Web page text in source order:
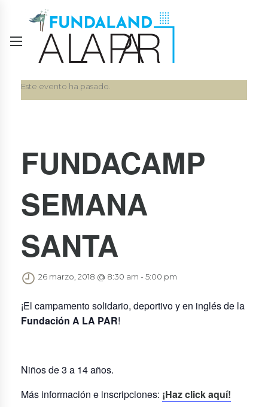
Este evento ha pasado.
FUNDACAMP
SEMANA
SANTA
26 marzo, 2018 @ 8:30 am - 5:00 pm
¡El campamento solidario, deportivo y en inglés de la
Fundación A LA PAR!
Niños de 3 a 14 años.
Más información e inscripciones: ¡Haz click aquí!